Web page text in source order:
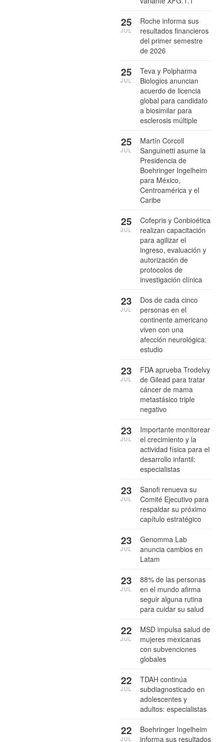
Roche informa sus
resultados financieros
del primer semestre
de 2026
25
JUL
Teva y Polpharma
Biologics anuncian
acuerdo de licencia
global para candidato
a biosimilar para
esclerosis múltiple
25
JUL
Martín Corcoll
Sanguinetti asume la
Presidencia de
Boehringer Ingelheim
para México,
Centroamérica y el
Caribe
25
JUL
Cofepris y Conbioética
realizan capacitación
para agilizar el
ingreso, evaluación y
autorización de
protocolos de
investigación clínica
25
JUL
Dos de cada cinco
personas en el
continente americano
viven con una
afección neurológica:
estudio
23
JUL
FDA aprueba Trodelvy
de Gilead para tratar
cáncer de mama
metastásico triple
negativo
23
JUL
Importante monitorear
el crecimiento y la
actividad física para el
desarrollo infantil:
especialistas
23
JUL
Sanofi renueva su
Comité Ejecutivo para
respaldar su próximo
capítulo estratégico
23
JUL
Genomma Lab
anuncia cambios en
Latam
23
JUL
88% de las personas
en el mundo afirma
seguir alguna rutina
para cuidar su salud
23
JUL
MSD impulsa salud de
mujeres mexicanas
con subvenciones
globales
22
JUL
TDAH continúa
subdiagnosticado en
adolescentes y
adultos: especialistas
22
JUL
Boehringer Ingelheim
informa sus resultados
22
JUL